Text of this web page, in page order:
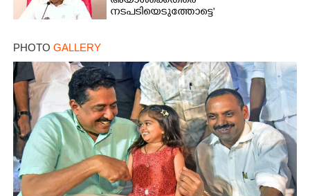
നടപടിയെടുത്തോട്ടെ'
PHOTO GALLERY